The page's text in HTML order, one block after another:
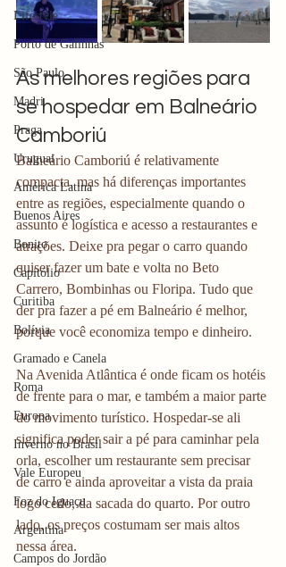
Lifestyle
Porto de Galinhas
São Paulo
Madri
Praga
Uruguai
América Latina
Buenos Aires
Bonito
Capitólio
Curitiba
Bolívia
Gramado e Canela
Roma
Europa
Inverno no Brasil
Vale Europeu
Foz do Iguaçu
Argentina
Campos do Jordão
As melhores regiões para
se hospedar em Balneário
Camboriú
Balneário Camboriú é relativamente
compacta, mas há diferenças importantes
entre as regiões, especialmente quando o
assunto é logística e acesso a restaurantes e
atrações. Deixe pra pegar o carro quando
quiser fazer um bate e volta no Beto
Carrero, Bombinhas ou Floripa. Tudo que
der pra fazer a pé em Balneário é melhor,
porque você economiza tempo e dinheiro.
Na Avenida Atlântica é onde ficam os hotéis
de frente para o mar, e também a maior parte
do movimento turístico. Hospedar-se ali
significa poder sair a pé para caminhar pela
orla, escolher um restaurante sem precisar
de carro e ainda aproveitar a vista da praia
logo cedo, da sacada do quarto. Por outro
lado, os preços costumam ser mais altos
nessa área.